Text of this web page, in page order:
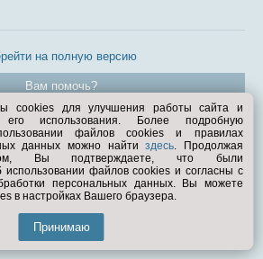
на полную версию
Вам помочь?
© Exist.ru 1998—2026
cookies для улучшения работы сайта и
его использования. Более подробную
файлов cookies и правилах
данных можно найтиздесь. Продолжая
Вы подтверждаете, что были
файлов cookies и согласны с
персональных данных. Вы можете
в настройках Вашего браузера.
Принимаю